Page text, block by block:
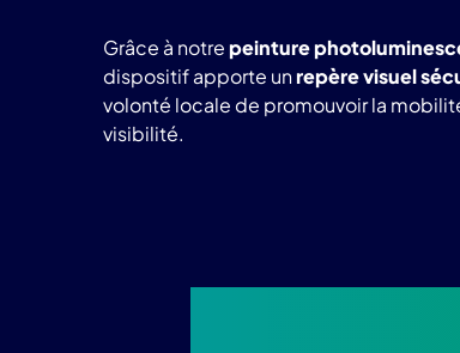
Grâce à notrepeinture
dispositif apporte unrepère visuel
volonté locale de promouvoir la
visibilité.